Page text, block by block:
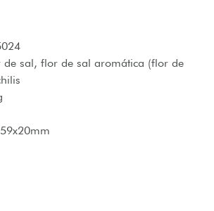
de sal, flor de sal aromática (flor de